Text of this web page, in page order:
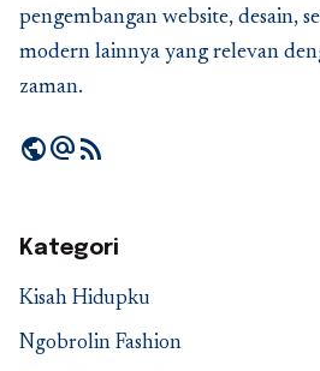
pengembangan website, desain,
modern lainnya yang relevan
zaman.
publicalternate_emailrss_feed
Kategori
Kisah Hidupku
Ngobrolin Fashion